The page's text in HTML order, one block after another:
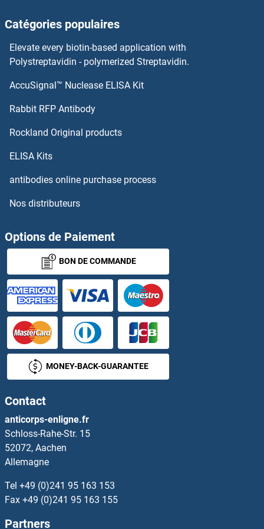
NKp44/NCR2 Anticorps
NKIRAS2 Anticorps
NKIRAS1 Anticorps
NLRP14 Anticorps
NLRP2 Anticorps
NLRP3 Anticorps
NLRP4 Anticorps
NLRP5 Anticorps
NLRP6 Anticorps
NLRP7 Anticorps
NLRP9 Anticorps
NLRX1 Anticorps
NMBR Anticorps
NMD3 Anticorps
NMDAR2A Anticorps
Catégories populaires
Elevate every biotin-based application with
Polystreptavidin - polymerized Streptavidin.
AccuSignal™ Nuclease ELISA Kit
Rabbit RFP Antibody
Rockland Original products
ELISA Kits
antibodies online purchase process
Nos distributeurs
Options de Paiement
BON DE COMMANDE
MONEY-BACK-GUARANTEE
Contact
anticorps-enligne.fr
Schloss-Rahe-Str. 15
52072, Aachen
Allemagne
Tel +49 (0)241 95 163 153
Fax +49 (0)241 95 163 155
Partners